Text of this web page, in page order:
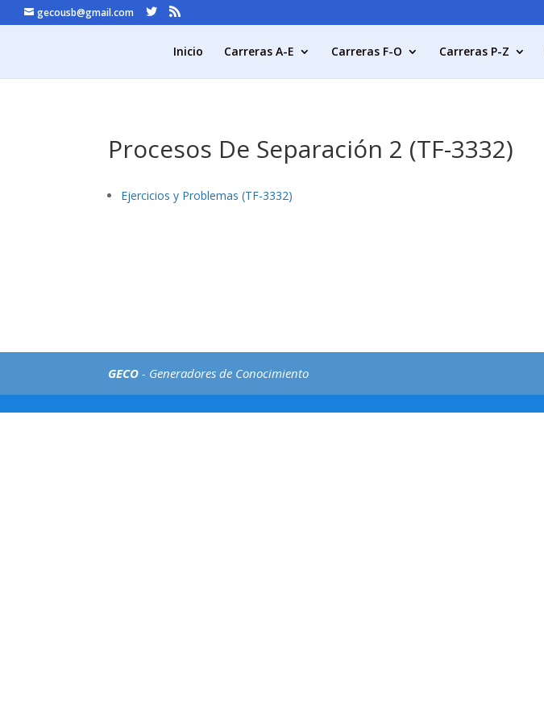
gecousb@gmail.com
Inicio Carreras A-E Carreras F-O Carreras P-Z
Procesos De Separación 2 (TF-3332)
Ejercicios y Problemas (TF-3332)
GECO - Generadores de Conocimiento